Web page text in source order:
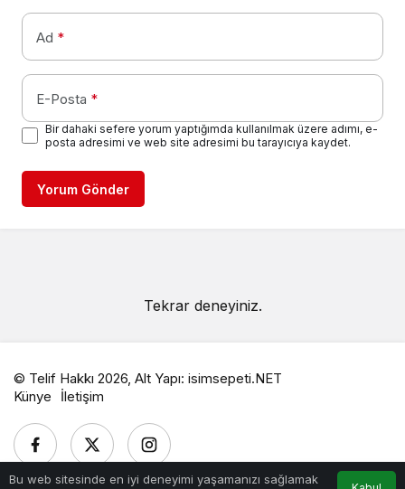
Ad *
E-Posta *
Bir dahaki sefere yorum yaptığımda kullanılmak üzere adımı, e-
posta adresimi ve web site adresimi bu tarayıcıya kaydet.
Yorum Gönder
Tekrar deneyiniz.
Bu web sitesinde en iyi deneyimi yaşamanızı sağlamak
© Telif Hakkı 2026, Alt Yapı: isimsepeti.NET
Künye
İletişim